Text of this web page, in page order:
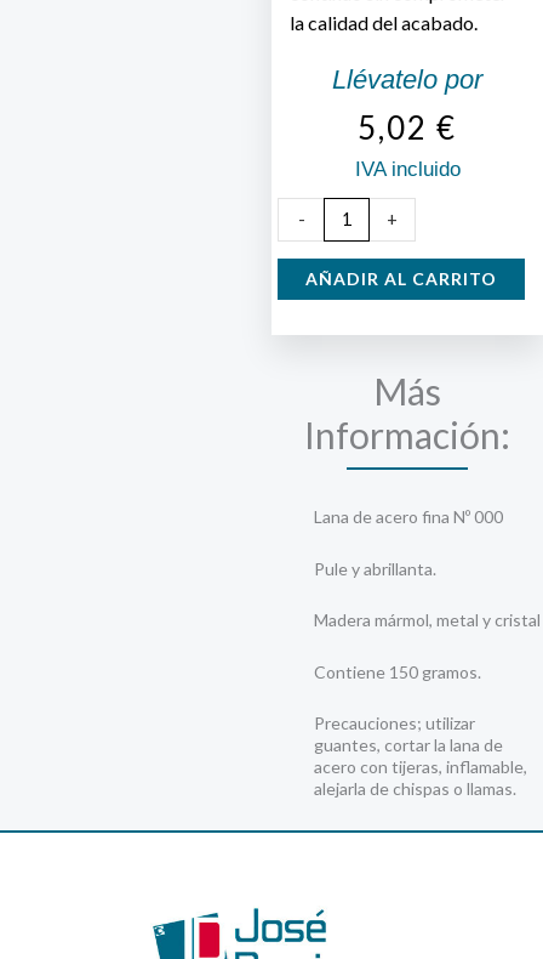
la calidad del acabado.
Llévatelo por
5,02 €
IVA incluido
-
de
Acero
+
AÑADIR AL CARRITO
Más
Información:
Lana de acero fina Nº 000
Pule y abrillanta.
Madera mármol, metal y cristal
Contiene 150 gramos.
Precauciones; utilizar
guantes, cortar la lana de
acero con tijeras, inflamable,
alejarla de chispas o llamas.